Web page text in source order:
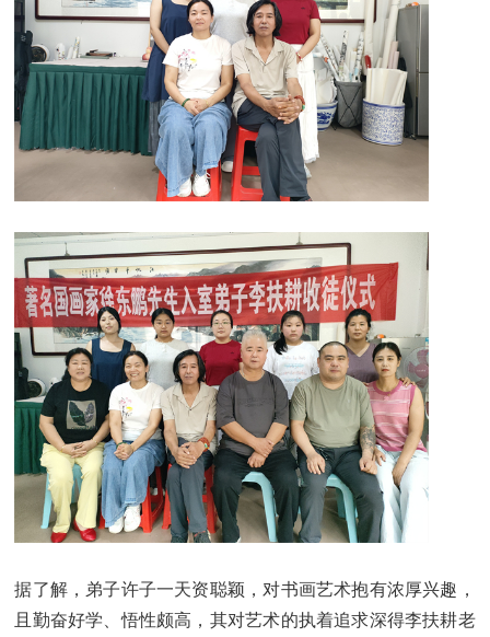
据了解，弟子许子一天资聪颖，对书画艺术抱有浓厚兴趣，
且勤奋好学、悟性颇高，其对艺术的执着追求深得李扶耕老